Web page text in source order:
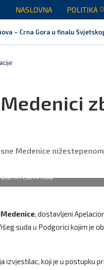
NASLOVNA POLITIKA
– Crna Gora u finalu
Medenice
RTCG/Arhiva
, dostavljeni
suda u Podgorici kojim je
izvjestilac, koji je u postupku